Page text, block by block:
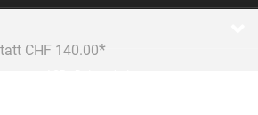
Preis reduziert von
CHF 140.00
An